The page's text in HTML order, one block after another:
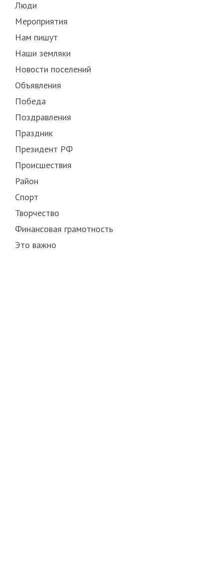
Люди
Мероприятия
Нам пишут
Наши земляки
Новости поселений
Объявления
Победа
Поздравления
Праздник
Президент РФ
Происшествия
Район
Спорт
Творчество
Финансовая грамотность
Это важно